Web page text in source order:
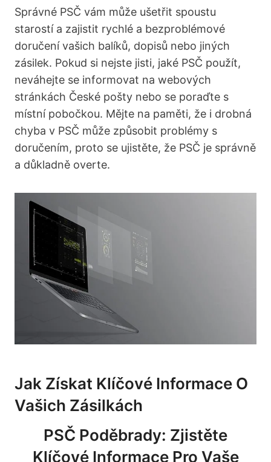
Správné PSČ vám může ušetřit spoustu
starostí a zajistit rychlé a bezproblémové
doručení vašich balíků, dopisů nebo jiných
zásilek. Pokud si nejste jisti, jaké PSČ použít,
neváhejte se informovat na webových
stránkách České pošty nebo se poraďte s
místní pobočkou. Mějte na paměti, že i drobná
chyba v PSČ může způsobit problémy s
doručením, proto se ujistěte, že PSČ je správně
a důkladně overte.
Jak Získat Klíčové Informace O
Vašich Zásilkách
PSČ Poděbrady: Zjistěte
Klíčové Informace Pro Vaše